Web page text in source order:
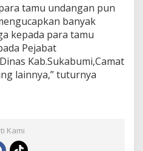
tamu undangan pun
banyak
kepada para tamu
Pejabat
Kab.Sukabumi,Camat
lainnya,” tuturnya
Kami